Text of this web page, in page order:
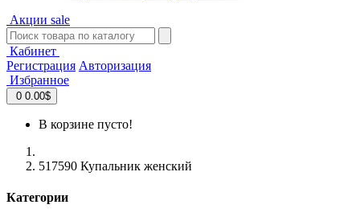
Акции sale
Кабинет
Регистрация Авторизация
Избранное
0 0.00$
В корзине пусто!
517590 Купальник женский
Категории